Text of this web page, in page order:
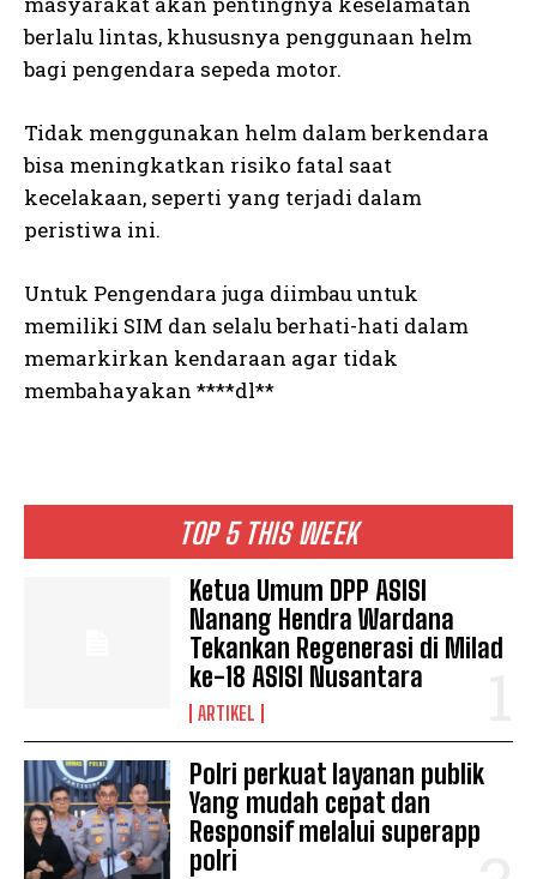
TOP 5 THIS WEEK
Ketua Umum DPP ASISI
Nanang Hendra Wardana
Tekankan Regenerasi di Milad
ke-18 ASISI Nusantara
ARTIKEL
Polri perkuat layanan publik
Yang mudah cepat dan
Responsif melalui superapp
polri
berlalu lintas, khususnya penggunaan helm
bagi pengendara sepeda motor.
Tidak menggunakan helm dalam berkendara
bisa meningkatkan risiko fatal saat
kecelakaan, seperti yang terjadi dalam
peristiwa ini.
Untuk Pengendara juga diimbau untuk
memiliki SIM dan selalu berhati-hati dalam
memarkirkan kendaraan agar tidak
membahayakan ****dl**